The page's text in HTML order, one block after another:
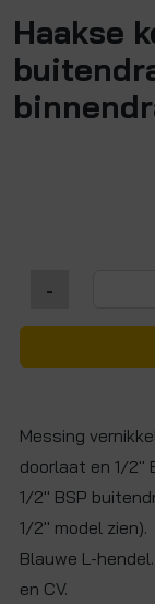
Haakse
-
Messing
doorlaat en 1/2"
1/2" BSP
1/2" model zien).
Blauwe L-
en CV.